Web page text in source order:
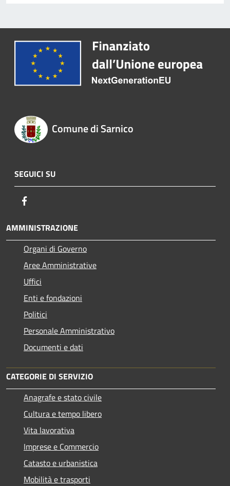
Comune di Sarnico
SEGUICI SU
AMMINISTRAZIONE
Organi di Governo
Aree Amministrative
Uffici
Enti e fondazioni
Politici
Personale Amministrativo
Documenti e dati
CATEGORIE DI SERVIZIO
Anagrafe e stato civile
Cultura e tempo libero
Vita lavorativa
Imprese e Commercio
Catasto e urbanistica
Mobilità e trasporti